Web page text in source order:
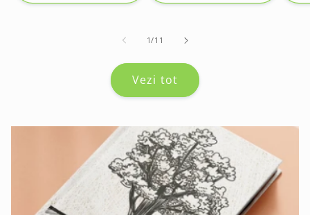
1/de
11
Vezi tot